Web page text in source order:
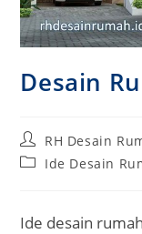
Desain
Post
author:
RH Desain
PostIde Desain
Ide desain